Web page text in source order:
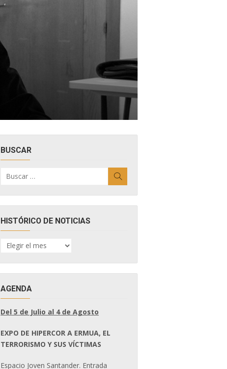
BUSCAR
por:
HISTÓRICO DE NOTICIAS
HISTÓRICO
DE
AGENDA
Del 5 de Julio al 4 de Agosto
EXPO DE HIPERCOR A ERMUA, EL
TERRORISMO Y SUS VÍCTIMAS
Espacio Joven Santander. Entrada